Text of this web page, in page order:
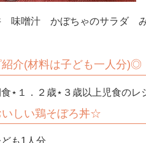
味噌汁 かぼちゃのサラダ
紹介(材料は子ども一
食⋆１．２歳⋆３歳以上児
しい鶏そぼろ丼